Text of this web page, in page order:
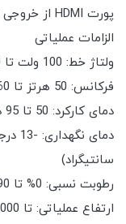
پورت HDMI از خروجی صدای چند کاناله پشتیبانی می کند
الزامات عملیاتی
ولتاژ خط: 100 ولت تا 240 ولت AC
فرکانس: 50 هرتز تا 60 هرتز
دمای کارکرد: 50 تا 95 درجه فارنهایت (10 تا 35 درجه سانتی گراد)
سانتیگراد)
رطوبت نسبی: 0% تا 90% غیر متراکم
ارتفاع عملیاتی: تا 10000 فوت تست شده است